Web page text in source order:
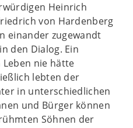
Heinrich
von Hardenberg
einander zugewandt
den Dialog. Ein
Leben nie hätte
lebten der
in unterschiedlichen
und Bürger können
Söhnen der